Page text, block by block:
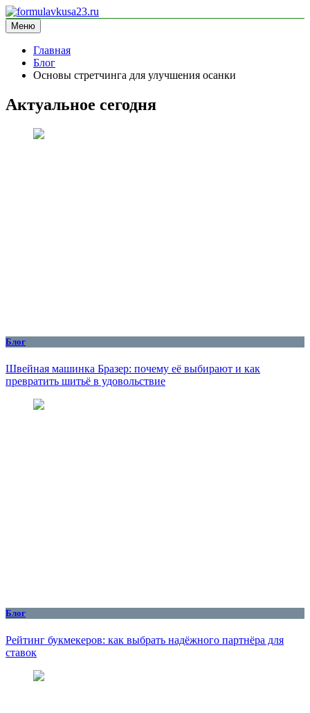
Перейти
к
содержимому
formulavkusa23.ru
блог про спорт
Меню
Главная
Блог
Основы стретчинга для улучшения осанки
Актуальное сегодня
Блог
Швейная машинка Бразер: почему её выбирают и как
превратить шитьё в удовольствие
Блог
Рейтинг букмекеров: как выбрать надёжного партнёра для
ставок